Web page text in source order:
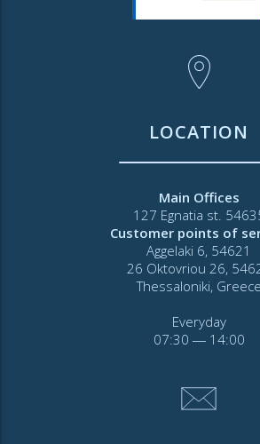
LOCATION
Main Offices
127 Egnatia st.
Customer points of
Aggelaki 6, 54621
26 Oktovriou 26,
Thessaloniki, Greece
Everyday
07:30 ― 14:00